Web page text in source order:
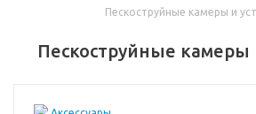
Пескоструйные камеры и
Пескоструйные камеры